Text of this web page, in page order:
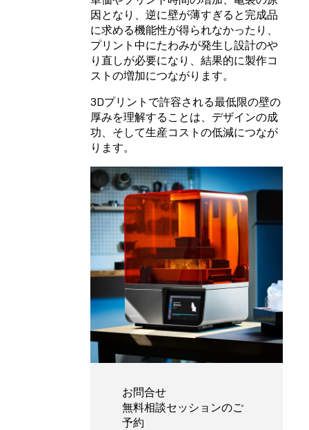
因となり、逆に壁が薄すぎると完成品
に求める機能性が得られなかったり、
プリント中にたわみが発生し設計のや
り直しが必要になり、結果的に製作コ
ストの増加につながります。
3Dプリントで許容される最低限の壁の
厚みを理解することは、デザインの成
功、そして生産コストの低減につなが
ります。
お問合せ
無料相談セッションのご
予約